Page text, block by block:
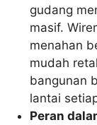
gudang
masif.
menahan
mudah
bangunan
lantai
Peran